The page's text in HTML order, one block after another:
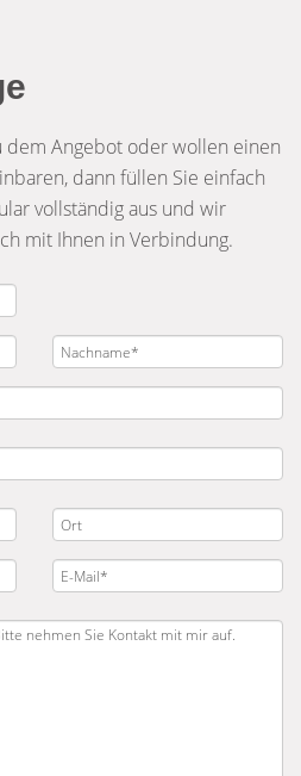
dem Angebot oder wollen einen
dann füllen Sie einfach
vollständig aus und wir
mit Ihnen in Verbindung.